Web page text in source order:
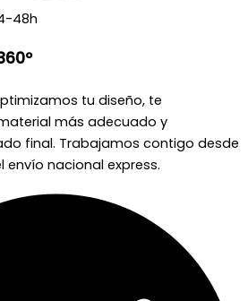
48h
tu diseño, te
más adecuado y
final. Trabajamos contigo desde
envío nacional express.